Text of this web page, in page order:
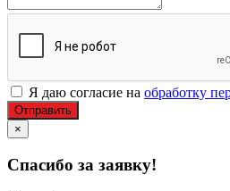
Я даю согласие на обработку
Отправить
×
Спасибо за заявку!